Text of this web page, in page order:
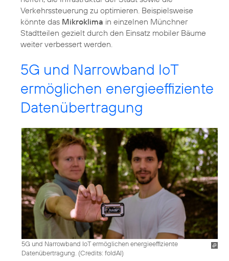
Verkehrssteuerung zu optimieren. Beispielsweise
könnte das Mikroklima in einzelnen Münchner
Stadtteilen gezielt durch den Einsatz mobiler Bäume
5G und Narrowband IoT
ermöglichen energieeffiziente
Datenübertragung
5G und Narrowband IoT ermöglichen energieeffiziente
Datenübertragung. (Credits: foldAI)